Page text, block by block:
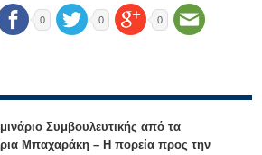
0 0 0
Συμβουλευτικής από τα
Μπαχαράκη – Η πορεία προς την